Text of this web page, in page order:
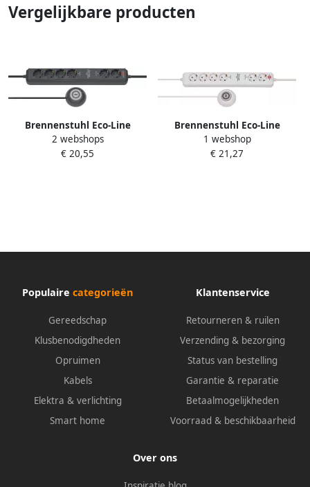
Vergelijkbare producten
Brennenstuhl Eco-Line
stekkerdoos Comfort Switch
Plus EL CSP 24 6-voudig
2 webshops
€ 20,55
Brennenstuhl Eco-Line
stekkerdoos Comfort Switch
Plus EL CSP 24 6-voudig wit 1
1 webshop
€ 21,27
Populaire categorieën
Gereedschap
Klusbenodigdheden
Opruimen
Kabels
Elektra & verlichting
Smart home
Klantenservice
Retourneren & ruilen
Verzending & bezorging
Status van bestelling
Garantie & reparatie
Betaalmogelijkheden
Voorraad & beschikbaarheid
Over ons